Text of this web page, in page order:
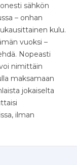
sähkön
– onhan
kulu.
vuoksi –
Nopeasti
nimittäin
maksamaan
jokaiselta
ilman